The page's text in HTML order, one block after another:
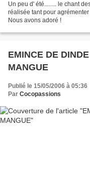
Un peu d' été........ le chant
réalisée tant pour
Nous avons adoré !
EMINCE DE
MANGUE
Publié le 15/05/2006 à 05:36
Par Cocopassions